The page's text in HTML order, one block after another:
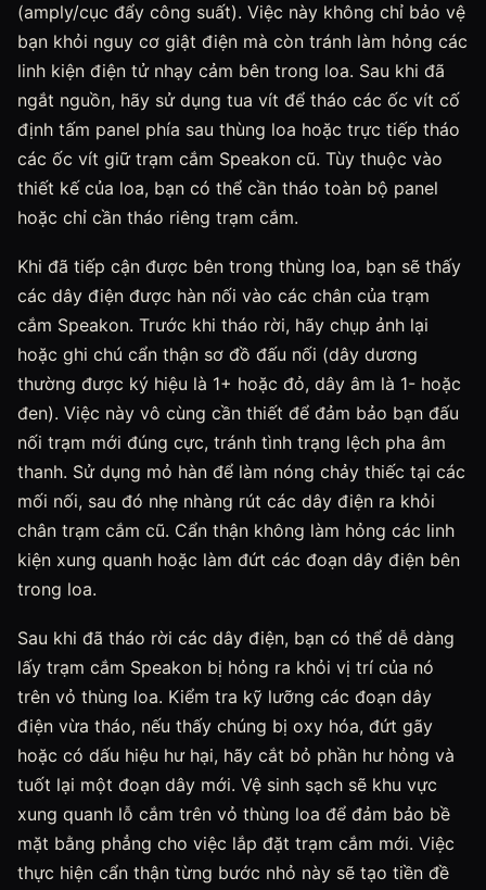
(amply/cục đẩy công suất). Việc này không chỉ bảo vệ
bạn khỏi nguy cơ giật điện mà còn tránh làm hỏng các
linh kiện điện tử nhạy cảm bên trong loa. Sau khi đã
ngắt nguồn, hãy sử dụng tua vít để tháo các ốc vít cố
định tấm panel phía sau thùng loa hoặc trực tiếp tháo
các ốc vít giữ trạm cắm Speakon cũ. Tùy thuộc vào
thiết kế của loa, bạn có thể cần tháo toàn bộ panel
hoặc chỉ cần tháo riêng trạm cắm.
Khi đã tiếp cận được bên trong thùng loa, bạn sẽ thấy
các dây điện được hàn nối vào các chân của trạm
cắm Speakon. Trước khi tháo rời, hãy chụp ảnh lại
hoặc ghi chú cẩn thận sơ đồ đấu nối (dây dương
thường được ký hiệu là 1+ hoặc đỏ, dây âm là 1- hoặc
đen). Việc này vô cùng cần thiết để đảm bảo bạn đấu
nối trạm mới đúng cực, tránh tình trạng lệch pha âm
thanh. Sử dụng mỏ hàn để làm nóng chảy thiếc tại các
mối nối, sau đó nhẹ nhàng rút các dây điện ra khỏi
chân trạm cắm cũ. Cẩn thận không làm hỏng các linh
kiện xung quanh hoặc làm đứt các đoạn dây điện bên
trong loa.
Sau khi đã tháo rời các dây điện, bạn có thể dễ dàng
lấy trạm cắm Speakon bị hỏng ra khỏi vị trí của nó
trên vỏ thùng loa. Kiểm tra kỹ lưỡng các đoạn dây
điện vừa tháo, nếu thấy chúng bị oxy hóa, đứt gãy
hoặc có dấu hiệu hư hại, hãy cắt bỏ phần hư hỏng và
tuốt lại một đoạn dây mới. Vệ sinh sạch sẽ khu vực
xung quanh lỗ cắm trên vỏ thùng loa để đảm bảo bề
mặt bằng phẳng cho việc lắp đặt trạm cắm mới. Việc
thực hiện cẩn thận từng bước nhỏ này sẽ tạo tiền đề